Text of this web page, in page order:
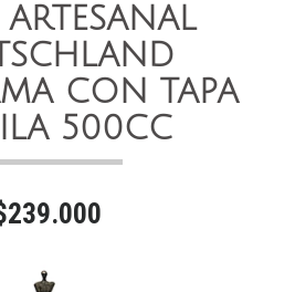
ARTESANAL
CON TAPA
500CC